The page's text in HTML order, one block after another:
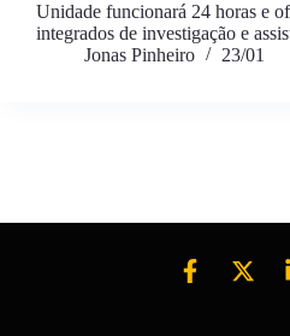
Unidade funcionará 24 horas e
integrados de investigação e
Jonas Pinheiro
23/01